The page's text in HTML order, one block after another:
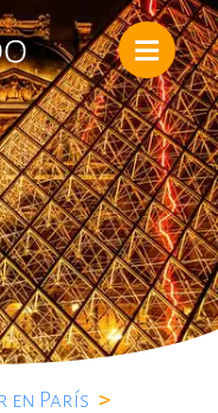
en París >